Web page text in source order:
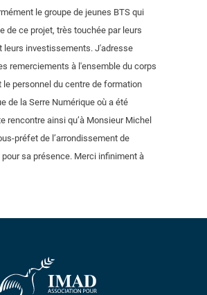
le groupe de jeunes BTS qui
de ce projet, très touchée par leurs
leurs investissements. J'adresse
remerciements à l'ensemble du corps
le personnel du centre de formation
de la Serre Numérique où a été
rencontre ainsi qu’à Monsieur Michel
préfet de l’arrondissement de
sa présence. Merci infiniment à